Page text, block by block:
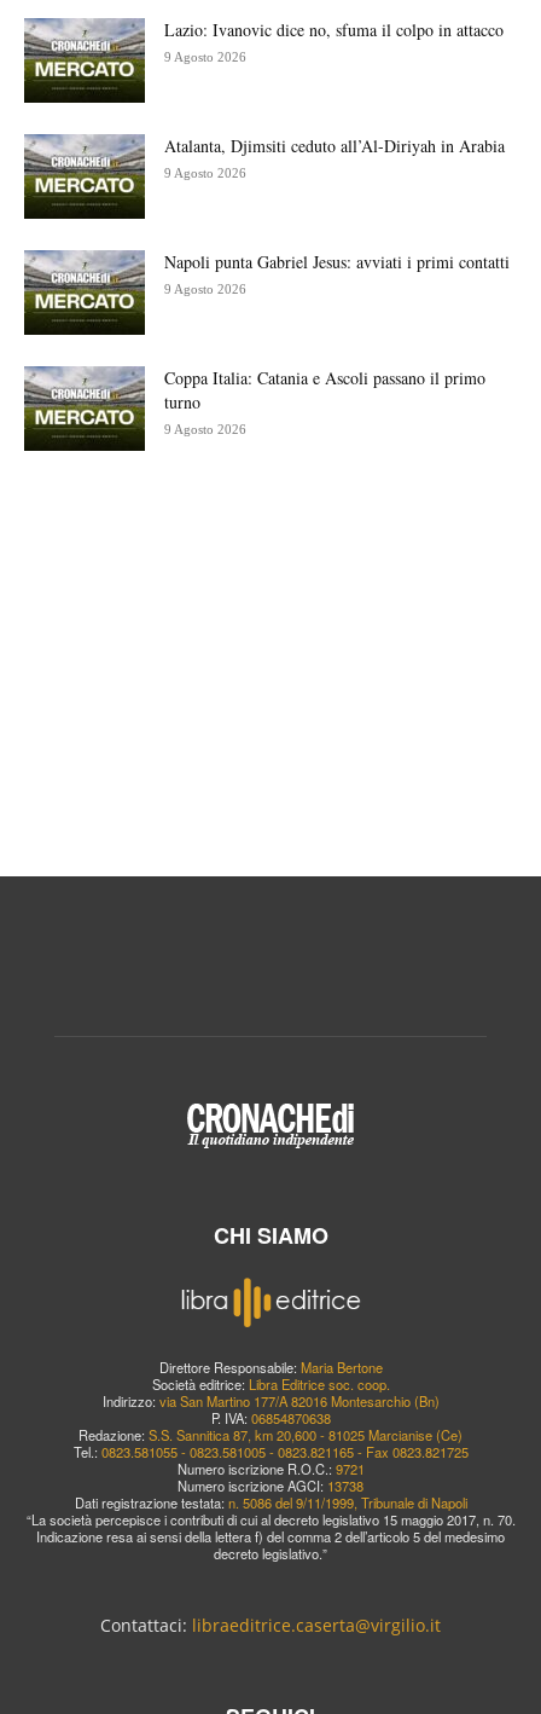
Lazio: Ivanovic dice no, sfuma il colpo in attacco
9 Agosto 2026
Atalanta, Djimsiti ceduto all’Al-Diriyah in Arabia
9 Agosto 2026
Napoli punta Gabriel Jesus: avviati i primi contatti
9 Agosto 2026
Coppa Italia: Catania e Ascoli passano il primo
turno
9 Agosto 2026
CHI SIAMO
Direttore Responsabile: Maria Bertone
Società editrice: Libra Editrice soc. coop.
Indirizzo: via San Martino 177/A 82016 Montesarchio (Bn)
P. IVA: 06854870638
Redazione: S.S. Sannitica 87, km 20,600 - 81025 Marcianise (Ce)
Tel.: 0823.581055 - 0823.581005 - 0823.821165 - Fax 0823.821725
Numero iscrizione R.O.C.: 9721
Numero iscrizione AGCI: 13738
Dati registrazione testata: n. 5086 del 9/11/1999, Tribunale di Napoli
“La società percepisce i contributi di cui al decreto legislativo 15 maggio 2017, n. 70.
Indicazione resa ai sensi della lettera f) del comma 2 dell’articolo 5 del medesimo
decreto legislativo.”
Contattaci: libraeditrice.caserta@virgilio.it